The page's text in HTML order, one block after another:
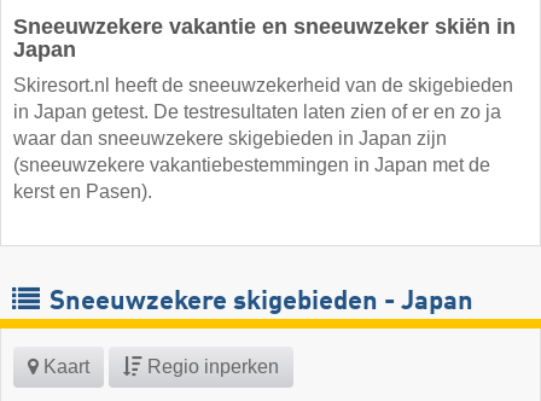
Sneeuwzekere vakantie en sneeuwzeker skiën in
Japan
Skiresort.nl heeft de sneeuwzekerheid van de skigebieden
in Japan getest. De testresultaten laten zien of er en zo ja
waar dan sneeuwzekere skigebieden in Japan zijn
(sneeuwzekere vakantiebestemmingen in Japan met de
kerst en Pasen).
Sneeuwzekere skigebieden - Japan
Kaart Regio inperken